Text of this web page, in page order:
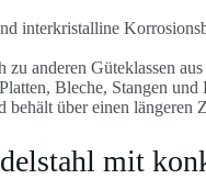
interkristalline
anderen Güteklassen
Bleche, Stangen
über einen längeren
mit